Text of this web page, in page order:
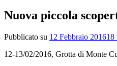
Nuova piccola
Pubblicato su 12 Febbraio 201618
12-13/02/2016, Grotta di Monte